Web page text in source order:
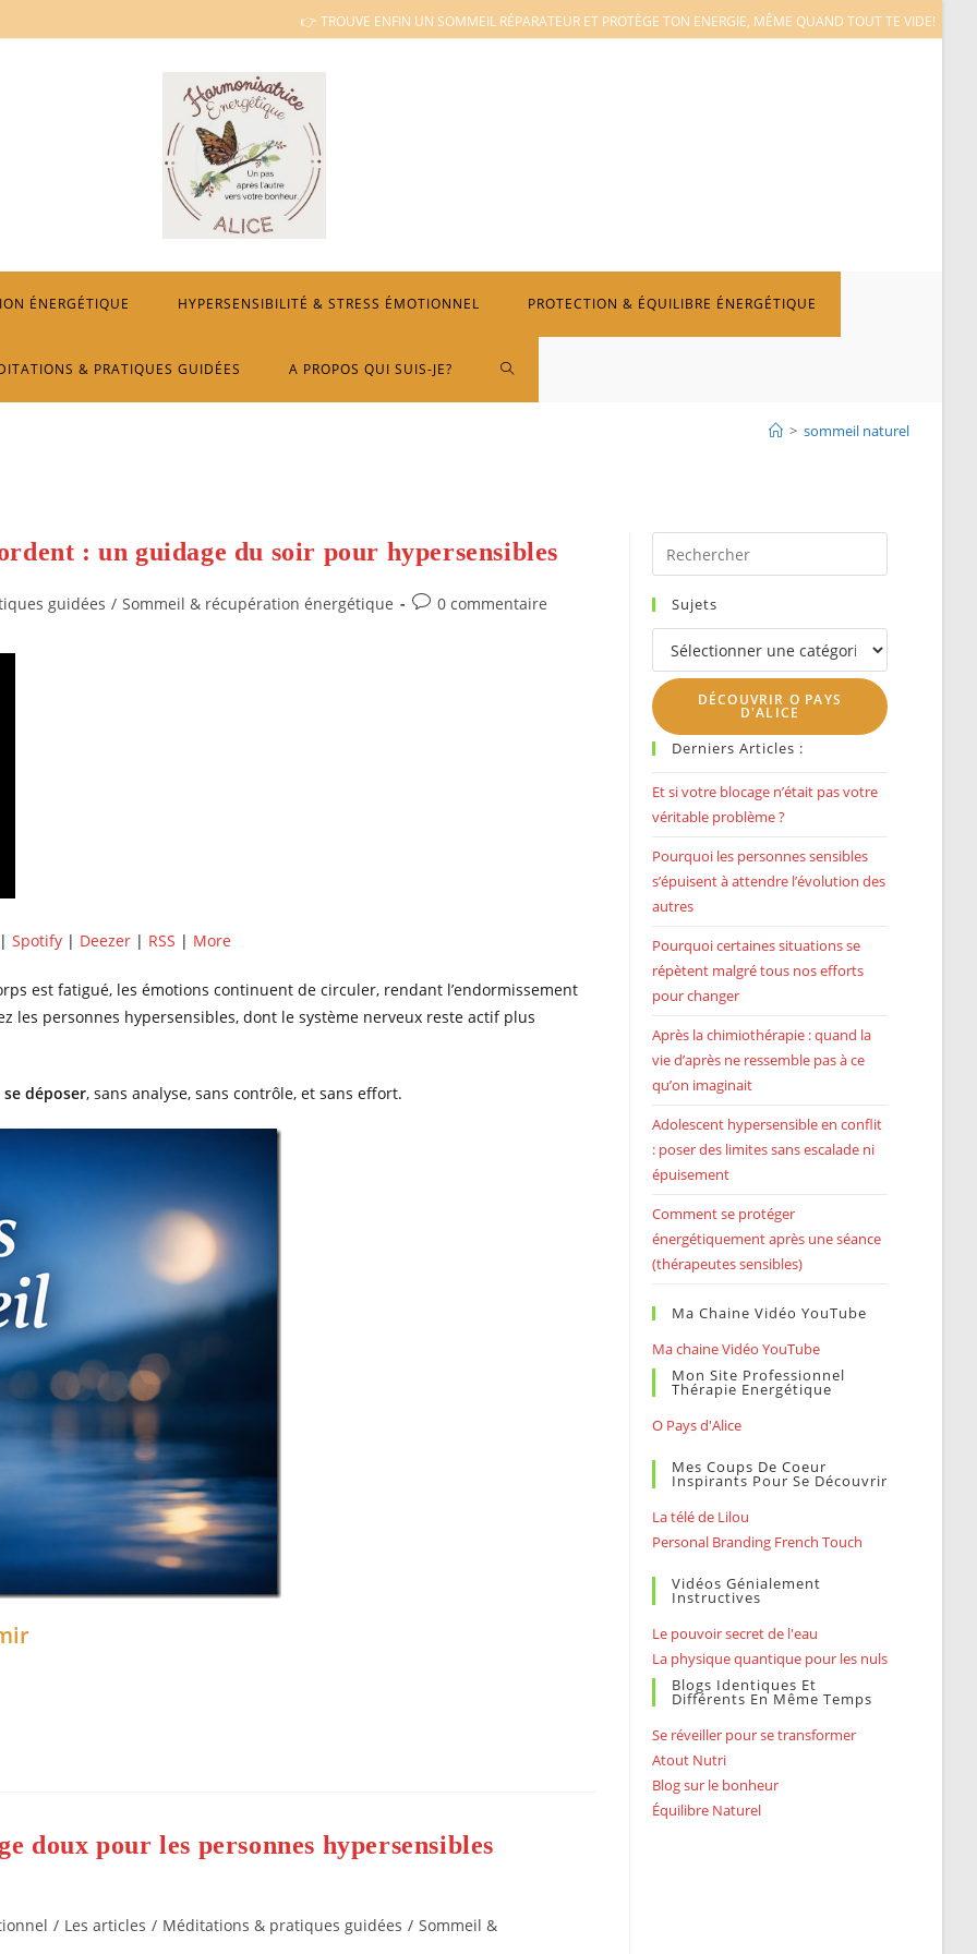
👉 TROUVE ENFIN UN SOMMEIL RÉPARATEUR ET PROTÈGE TON ENERGIE, MÊME QUAND TOUT TE VIDE!
ÉNERGÉTIQUE HYPERSENSIBILITÉ & STRESS ÉMOTIONNEL PROTECTION & ÉQUILIBRE ÉNERGÉTIQUE
& PRATIQUES GUIDÉES A PROPOS QUI SUIS-JE? TOGGLE
> sommeil naturel
: un guidage du soir pour hypersensibles
guidées / Sommeil & récupération énergétique
Commentaires
0 commentaire
| Spotify | Deezer | RSS | More
est fatigué, les émotions continuent de circuler, rendant l’endormissement
personnes hypersensibles, dont le système nerveux reste actif plus
déposer, sans analyse, sans contrôle, et sans effort.
doux pour les personnes hypersensibles
/ Les articles / Méditations & pratiques guidées / Sommeil &
Escape
close
panel.
Sujets
Sujets
DÉCOUVRIR O PAYS
D'ALICE
Derniers Articles :
Et si votre blocage n’était pas votre
véritable problème ?
Pourquoi les personnes sensibles
s’épuisent à attendre l’évolution des
autres
Pourquoi certaines situations se
répètent malgré tous nos efforts
pour changer
Après la chimiothérapie : quand la
vie d’après ne ressemble pas à ce
qu’on imaginait
Adolescent hypersensible en conflit
: poser des limites sans escalade ni
épuisement
Comment se protéger
énergétiquement après une séance
(thérapeutes sensibles)
Ma Chaine Vidéo YouTube
Ma chaine Vidéo YouTube
Mon Site Professionnel
Thérapie Energétique
O Pays d'Alice
Mes Coups De Coeur
Inspirants Pour Se Découvrir
La télé de Lilou
Personal Branding French Touch
Vidéos Génialement
Instructives
Le pouvoir secret de l'eau
La physique quantique pour les nuls
Blogs Identiques Et
Différents En Même Temps
Se réveiller pour se transformer
Atout Nutri
Blog sur le bonheur
Équilibre Naturel